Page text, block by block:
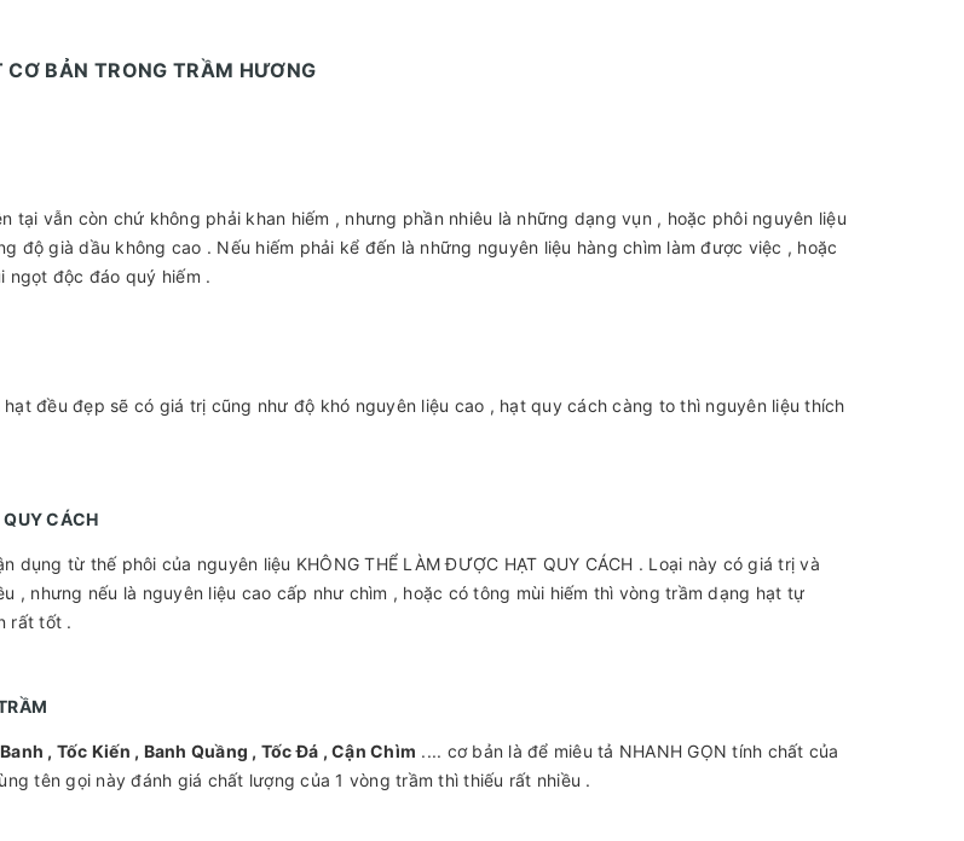
CƠ BẢN TRONG TRẦM HƯƠNG
tại vẫn còn chứ không phải khan hiếm , nhưng phần nhiêu là những dạng vụn , hoặc phôi nguyên liệu
độ già dầu không cao . Nếu hiếm phải kể đến là những nguyên liệu hàng chìm làm được việc , hoặc
ngọt độc đáo quý hiếm .
đều đẹp sẽ có giá trị cũng như độ khó nguyên liệu cao , hạt quy cách càng to thì nguyên liệu thích
QUY CÁCH
dụng từ thế phôi của nguyên liệu KHÔNG THỂ LÀM ĐƯỢC HẠT QUY CÁCH . Loại này có giá trị và
, nhưng nếu là nguyên liệu cao cấp như chìm , hoặc có tông mùi hiếm thì vòng trầm dạng hạt tự
rất tốt .
, Tốc Kiến , Banh Quầng , Tốc Đá , Cận Chìm .... cơ bản là để miêu tả NHANH GỌN tính chất của
tên gọi này đánh giá chất lượng của 1 vòng trầm thì thiếu rất nhiều .